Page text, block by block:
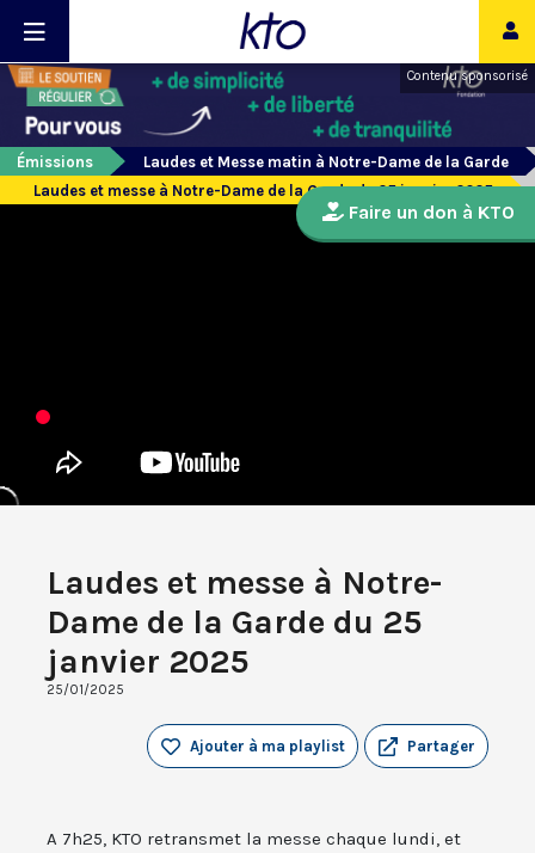
Contenu sponsorisé
Émissions
Laudes et Messe matin à Notre-Dame de la Garde
Laudes et messe à Notre-Dame de la Garde du 25 janvier 2025
Laudes et messe à Notre-
Dame de la Garde du 25
janvier 2025
25/01/2025
Partager
Ajouter à ma playlist
A 7h25, KTO retransmet la messe chaque lundi, et
Faire un don à KTO